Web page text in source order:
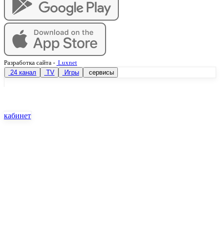
Разработка сайта - Luxnet
24 канал
TV Игры сервисы
кабинет